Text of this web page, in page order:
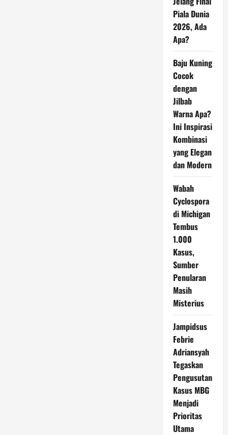
Piala Dunia
2026, Ada
Apa?
Baju Kuning
Cocok
dengan
Jilbab
Warna Apa?
Ini Inspirasi
Kombinasi
yang Elegan
dan Modern
Wabah
Cyclospora
di Michigan
Tembus
1.000
Kasus,
Sumber
Penularan
Masih
Misterius
Jampidsus
Febrie
Adriansyah
Tegaskan
Pengusutan
Kasus MBG
Menjadi
Prioritas
Utama